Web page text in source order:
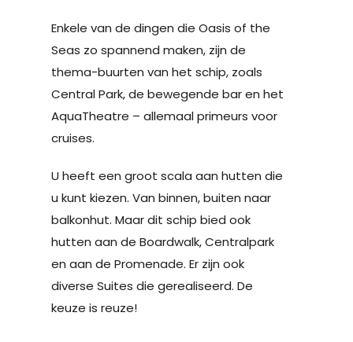
Enkele van de dingen die Oasis of the
Seas zo spannend maken, zijn de
thema-buurten van het schip, zoals
Central Park, de bewegende bar en het
AquaTheatre – allemaal primeurs voor
cruises.
U heeft een groot scala aan hutten die
u kunt kiezen. Van binnen, buiten naar
balkonhut. Maar dit schip bied ook
hutten aan de Boardwalk, Centralpark
en aan de Promenade. Er zijn ook
diverse Suites die gerealiseerd. De
keuze is reuze!